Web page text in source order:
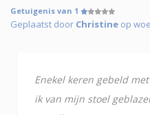
Getuigenis van 1
Geplaatst door Christine op
Enekel keren gebeld
ik van mijn stoel